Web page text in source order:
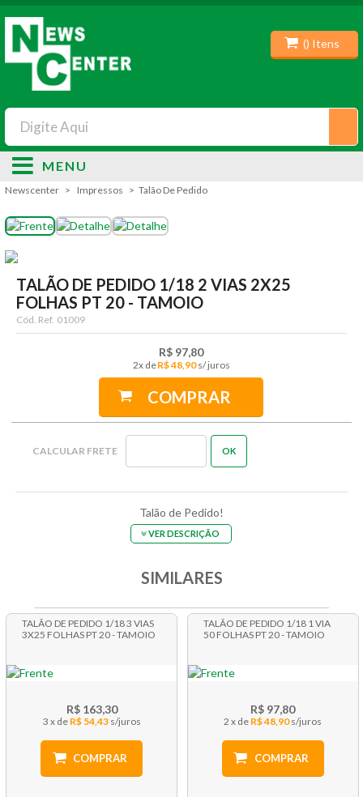
() Itens
MENU
Newscenter Impressos Talão De Pedido
TALÃO DE PEDIDO 1/18 2 VIAS 2X25
FOLHAS PT 20 - TAMOIO
Cód. Ref. 01009
R$ 97,80
2x R$ 48,90
COMPRAR
Talão de Pedido!
VER DESCRIÇÃO
SIMILARES
TALÃO DE PEDIDO 1/18 3 VIAS
3X25 FOLHAS PT 20 - TAMOIO
R$ 163,30
3 x R$ 54,43
COMPRAR
TALÃO DE PEDIDO 1/18 1 VIA
50 FOLHAS PT 20 - TAMOIO
R$ 97,80
2 x R$ 48,90
COMPRAR